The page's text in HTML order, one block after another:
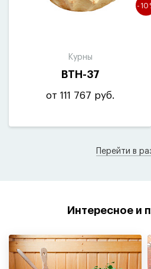
-
Курны
ВТН-37
от 111 767 руб.
Перейти в
Интересное и